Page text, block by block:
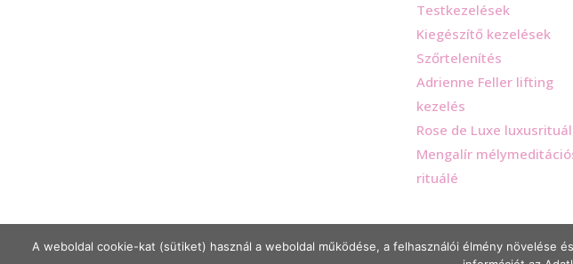
Testkezelések
Kiegészítő kezelések
Szőrtelenítés
Adrienne Feller lifting
kezelés
Rose de Luxe
Mengalír
rituálé
A weboldal cookie-kat (sütiket) használ a weboldal működése, a felhasználói élmény növelése